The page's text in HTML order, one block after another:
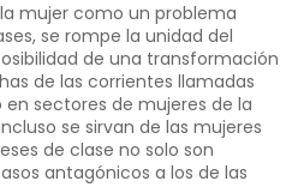
mujer como un problema
se rompe la unidad del
de una transforma­ción
de las corrientes llamadas
sectores de muje­res de la
se sirvan de las mujeres
de clase no solo son
antagónicos a los de las